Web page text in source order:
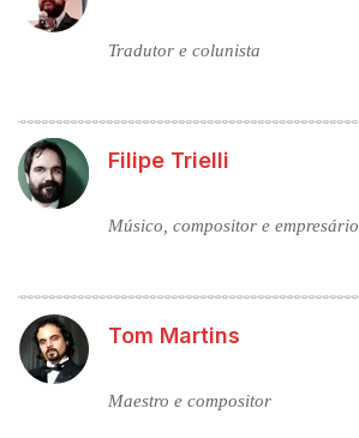
Tradutor e colunista
Filipe Trielli
Músico, compositor e empresário
Tom Martins
Maestro e compositor